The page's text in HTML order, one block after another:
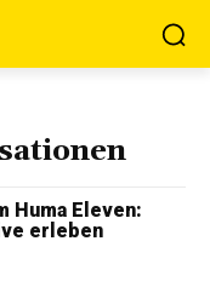
Huma Eleven:
erleben